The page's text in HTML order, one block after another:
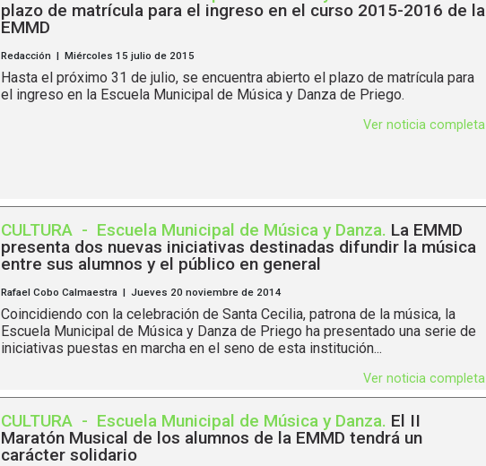
plazo de matrícula para el ingreso en el curso 2015-2016 de la
EMMD
Redacción | Miércoles 15 julio de 2015
Hasta el próximo 31 de julio, se encuentra abierto el plazo de matrícula para
el ingreso en la Escuela Municipal de Música y Danza de Priego.
Ver noticia completa
CULTURA - Escuela Municipal de Música y Danza. La EMMD
presenta dos nuevas iniciativas destinadas difundir la música
entre sus alumnos y el público en general
Rafael Cobo Calmaestra | Jueves 20 noviembre de 2014
Coincidiendo con la celebración de Santa Cecilia, patrona de la música, la
Escuela Municipal de Música y Danza de Priego ha presentado una serie de
iniciativas puestas en marcha en el seno de esta institución...
Ver noticia completa
CULTURA - Escuela Municipal de Música y Danza. El II
Maratón Musical de los alumnos de la EMMD tendrá un
carácter solidario